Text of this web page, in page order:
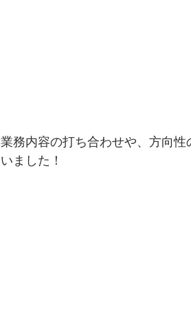
業務内容の打ち合わせや、方向
いました！